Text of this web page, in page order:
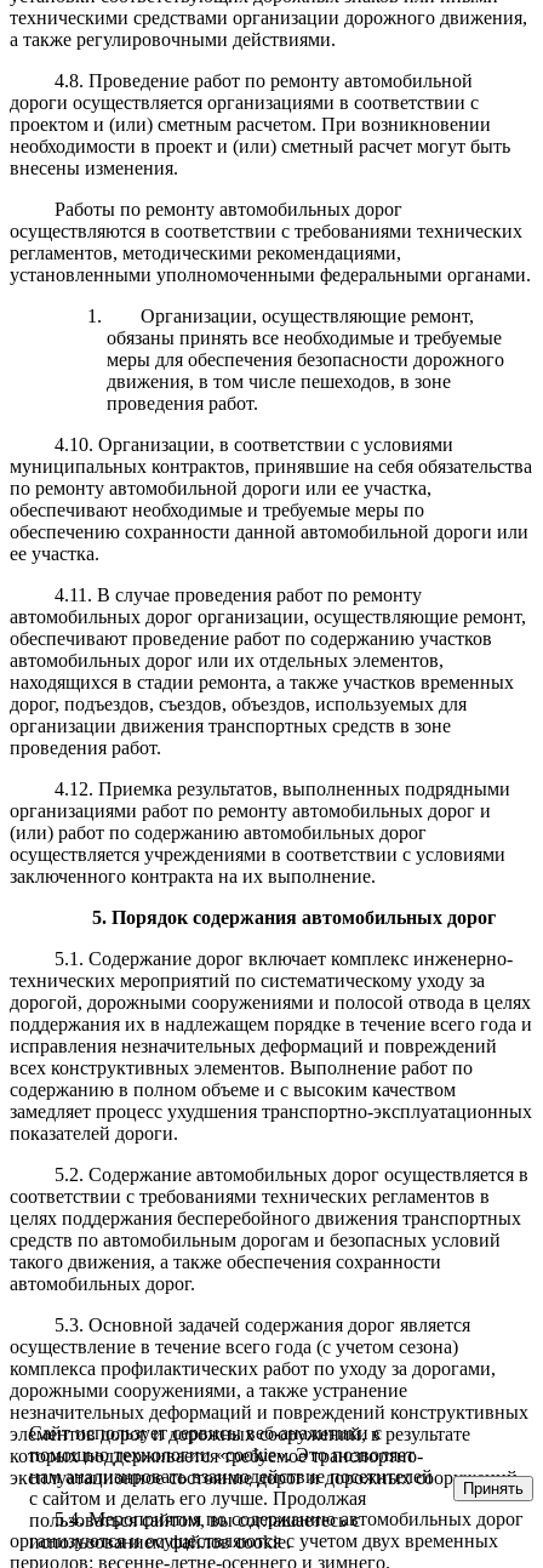
техническими средствами организации дорожного движения,
а также регулировочными действиями.
4.8. Проведение работ по ремонту автомобильной
дороги осуществляется организациями в соответствии с
проектом и (или) сметным расчетом. При возникновении
необходимости в проект и (или) сметный расчет могут быть
внесены изменения.
Работы по ремонту автомобильных дорог
осуществляются в соответствии с требованиями технических
регламентов, методическими рекомендациями,
установленными уполномоченными федеральными органами.
Организации, осуществляющие ремонт,
обязаны принять все необходимые и требуемые
меры для обеспечения безопасности дорожного
движения, в том числе пешеходов, в зоне
проведения работ.
4.10. Организации, в соответствии с условиями
муниципальных контрактов, принявшие на себя обязательства
по ремонту автомобильной дороги или ее участка,
обеспечивают необходимые и требуемые меры по
обеспечению сохранности данной автомобильной дороги или
ее участка.
4.11. В случае проведения работ по ремонту
автомобильных дорог организации, осуществляющие ремонт,
обеспечивают проведение работ по содержанию участков
автомобильных дорог или их отдельных элементов,
находящихся в стадии ремонта, а также участков временных
дорог, подъездов, съездов, объездов, используемых для
организации движения транспортных средств в зоне
проведения работ.
4.12. Приемка результатов, выполненных подрядными
организациями работ по ремонту автомобильных дорог и
(или) работ по содержанию автомобильных дорог
осуществляется учреждениями в соответствии с условиями
заключенного контракта на их выполнение.
5. Порядок содержания автомобильных дорог
5.1. Содержание дорог включает комплекс инженерно-
технических мероприятий по систематическому уходу за
дорогой, дорожными сооружениями и полосой отвода в целях
поддержания их в надлежащем порядке в течение всего года и
исправления незначительных деформаций и повреждений
всех конструктивных элементов. Выполнение работ по
содержанию в полном объеме и с высоким качеством
замедляет процесс ухудшения транспортно-эксплуатационных
показателей дороги.
5.2. Содержание автомобильных дорог осуществляется в
соответствии с требованиями технических регламентов в
целях поддержания бесперебойного движения транспортных
средств по автомобильным дорогам и безопасных условий
такого движения, а также обеспечения сохранности
автомобильных дорог.
5.3. Основной задачей содержания дорог является
осуществление в течение всего года (с учетом сезона)
комплекса профилактических работ по уходу за дорогами,
дорожными сооружениями, а также устранение
незначительных деформаций и повреждений конструктивных
элементов дорог и дорожных сооружений, в результате
которых поддерживается требуемое транспортно-
эксплуатационное состояние дорог и дорожных сооружений.
5.4. Мероприятия по содержанию автомобильных дорог
организуются и осуществляются с учетом двух временных
периодов: весенне-летне-осеннего и зимнего.
Сайт использует сервисы веб-аналитики с
помощью технологии «cookie». Это позволяет
нам анализировать взаимодействие посетителей
с сайтом и делать его лучше. Продолжая
пользоваться сайтом, вы соглашаетесь с
использованием файлов cookie.
Принять